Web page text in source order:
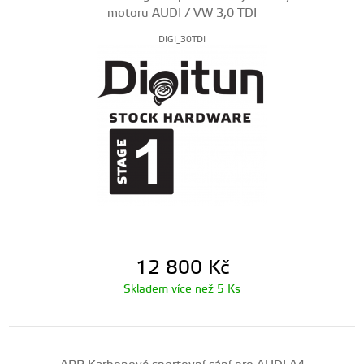
motoru AUDI / VW 3,0 TDI
DIGI_30TDI
12 800 Kč
Skladem více než 5 Ks